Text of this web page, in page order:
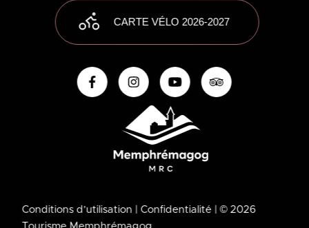
CARTE VÉLO 2026-2027
Conditions d’utilisation | Confidentialité | © 2026